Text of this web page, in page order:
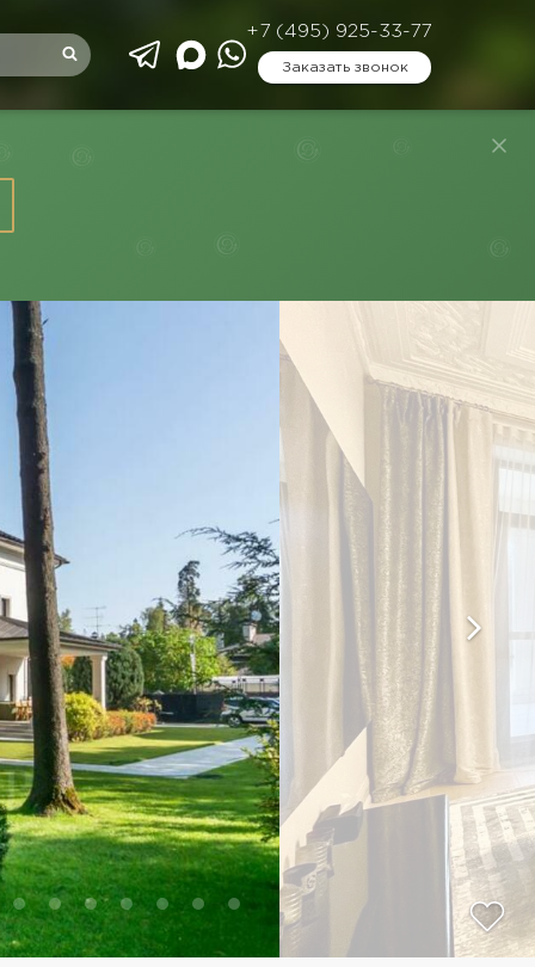
+7 (495) 925-33-77
Заказать звонок